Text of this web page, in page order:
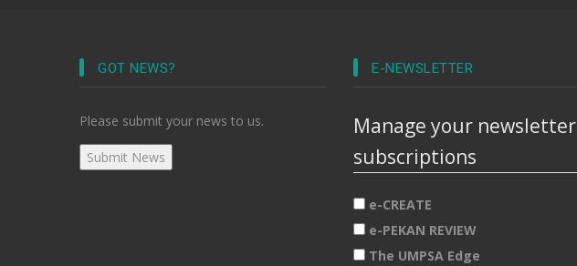
GOT NEWS?
Please submit your news to us.
E-NEWSLETTER
Manage your newsletter
subscriptions
e-CREATE
e-PEKAN REVIEW
The UMPSA Edge